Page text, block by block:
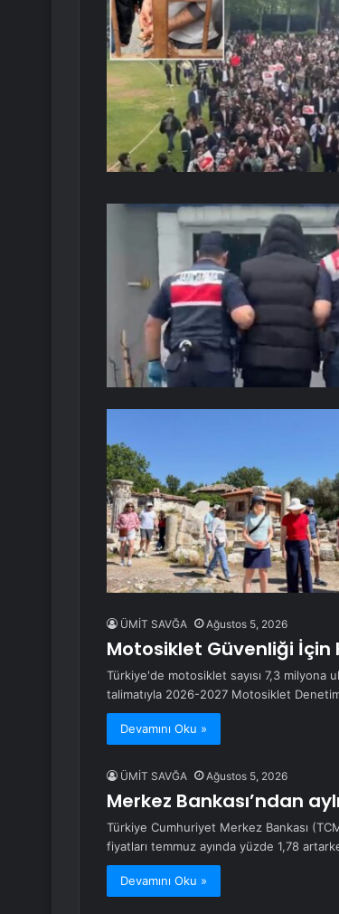
ÜMİT SAVĞA Ağustos 5, 2026
Motosiklet Güvenliği İçin
Türkiye'de motosiklet sayısı 7,3 milyona
talimatıyla 2026-2027 Motosiklet
Devamını Oku »
ÜMİT SAVĞA Ağustos 5, 2026
Merkez Bankası’ndan
Türkiye Cumhuriyet Merkez Bankası
fiyatları temmuz ayında yüzde 1,78
Devamını Oku »